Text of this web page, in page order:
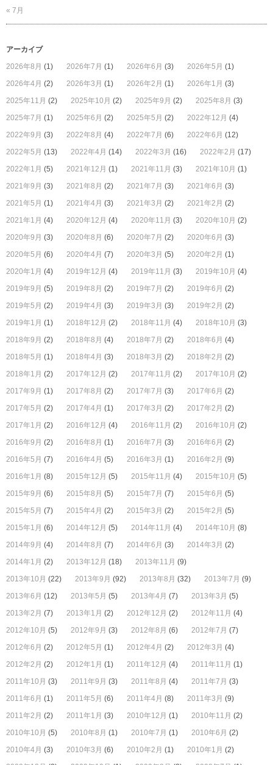
« 7月
アーカイブ
2026年8月 (1) 2026年7月 (1) 2026年6月 (3) 2026年5月 (1)
2026年4月 (2) 2026年3月 (1) 2026年2月 (1) 2026年1月 (3)
2025年11月 (2) 2025年10月 (2) 2025年9月 (2) 2025年8月 (3)
2025年7月 (1) 2025年6月 (2) 2025年5月 (2) 2022年12月 (4)
2022年9月 (3) 2022年8月 (4) 2022年7月 (6) 2022年6月 (12)
2022年5月 (13) 2022年4月 (14) 2022年3月 (16) 2022年2月 (17)
2022年1月 (5) 2021年12月 (1) 2021年11月 (3) 2021年10月 (1)
2021年9月 (3) 2021年8月 (2) 2021年7月 (3) 2021年6月 (3)
2021年5月 (1) 2021年4月 (3) 2021年3月 (2) 2021年2月 (2)
2021年1月 (4) 2020年12月 (4) 2020年11月 (3) 2020年10月 (2)
2020年9月 (3) 2020年8月 (6) 2020年7月 (2) 2020年6月 (3)
2020年5月 (6) 2020年4月 (7) 2020年3月 (5) 2020年2月 (1)
2020年1月 (4) 2019年12月 (4) 2019年11月 (3) 2019年10月 (4)
2019年9月 (5) 2019年8月 (2) 2019年7月 (2) 2019年6月 (2)
2019年5月 (2) 2019年4月 (3) 2019年3月 (3) 2019年2月 (2)
2019年1月 (1) 2018年12月 (2) 2018年11月 (4) 2018年10月 (3)
2018年9月 (2) 2018年8月 (4) 2018年7月 (2) 2018年6月 (4)
2018年5月 (1) 2018年4月 (3) 2018年3月 (2) 2018年2月 (2)
2018年1月 (2) 2017年12月 (2) 2017年11月 (2) 2017年10月 (2)
2017年9月 (1) 2017年8月 (2) 2017年7月 (3) 2017年6月 (2)
2017年5月 (2) 2017年4月 (1) 2017年3月 (2) 2017年2月 (2)
2017年1月 (2) 2016年12月 (4) 2016年11月 (2) 2016年10月 (2)
2016年9月 (2) 2016年8月 (1) 2016年7月 (3) 2016年6月 (2)
2016年5月 (7) 2016年4月 (5) 2016年3月 (1) 2016年2月 (9)
2016年1月 (8) 2015年12月 (5) 2015年11月 (4) 2015年10月 (5)
2015年9月 (6) 2015年8月 (5) 2015年7月 (7) 2015年6月 (5)
2015年5月 (7) 2015年4月 (2) 2015年3月 (2) 2015年2月 (5)
2015年1月 (6) 2014年12月 (5) 2014年11月 (4) 2014年10月 (8)
2014年9月 (4) 2014年8月 (7) 2014年6月 (3) 2014年3月 (2)
2014年1月 (2) 2013年12月 (18) 2013年11月 (9)
2013年10月 (22) 2013年9月 (92) 2013年8月 (32) 2013年7月 (9)
2013年6月 (12) 2013年5月 (5) 2013年4月 (7) 2013年3月 (5)
2013年2月 (7) 2013年1月 (2) 2012年12月 (2) 2012年11月 (4)
2012年10月 (5) 2012年9月 (3) 2012年8月 (6) 2012年7月 (7)
2012年6月 (2) 2012年5月 (1) 2012年4月 (2) 2012年3月 (4)
2012年2月 (2) 2012年1月 (1) 2011年12月 (4) 2011年11月 (1)
2011年10月 (3) 2011年9月 (3) 2011年8月 (4) 2011年7月 (3)
2011年6月 (1) 2011年5月 (6) 2011年4月 (8) 2011年3月 (9)
2011年2月 (2) 2011年1月 (3) 2010年12月 (1) 2010年11月 (2)
2010年10月 (5) 2010年8月 (1) 2010年7月 (1) 2010年6月 (2)
2010年4月 (3) 2010年3月 (6) 2010年2月 (1) 2010年1月 (2)